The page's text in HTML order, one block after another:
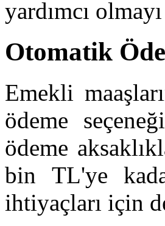
yardımcı
Otomatik
Emekli
ödeme
ödeme
bin TL'ye
ihtiyaçları için